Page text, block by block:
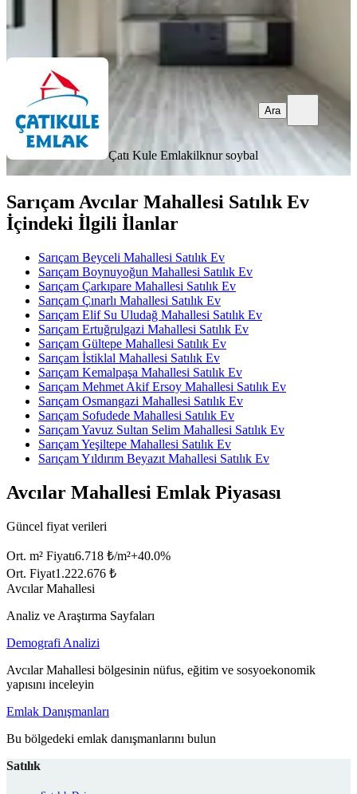
ilknur soybal
Çatı Kule Emlakilknur soybal
Ara
Sarıçam Avcılar Mahallesi Satılık Ev
İçindeki İlgili İlanlar
Sarıçam Beyceli Mahallesi Satılık Ev
Sarıçam Boynuyoğun Mahallesi Satılık Ev
Sarıçam Çarkıpare Mahallesi Satılık Ev
Sarıçam Çınarlı Mahallesi Satılık Ev
Sarıçam Elif Su Uludağ Mahallesi Satılık Ev
Sarıçam Ertuğrulgazi Mahallesi Satılık Ev
Sarıçam Gültepe Mahallesi Satılık Ev
Sarıçam İstiklal Mahallesi Satılık Ev
Sarıçam Kemalpaşa Mahallesi Satılık Ev
Sarıçam Mehmet Akif Ersoy Mahallesi Satılık Ev
Sarıçam Osmangazi Mahallesi Satılık Ev
Sarıçam Sofudede Mahallesi Satılık Ev
Sarıçam Yavuz Sultan Selim Mahallesi Satılık Ev
Sarıçam Yeşiltepe Mahallesi Satılık Ev
Sarıçam Yıldırım Beyazıt Mahallesi Satılık Ev
Avcılar Mahallesi Emlak Piyasası
Güncel fiyat verileri
Ort. m² Fiyatı6.718 ₺/m²+40.0%
Ort. Fiyat1.222.676 ₺
Avcılar Mahallesi
Analiz ve Araştırma Sayfaları
Demografi Analizi
Avcılar Mahallesi bölgesinin nüfus, eğitim ve sosyoekonomik
yapısını inceleyin
Emlak Danışmanları
Bu bölgedeki emlak danışmanlarını bulun
Satılık